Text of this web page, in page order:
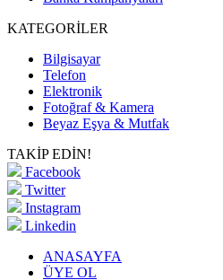
KATEGORİLER
Bilgisayar
Telefon
Elektronik
Fotoğraf & Kamera
Beyaz Eşya & Mutfak
TAKİP EDİN!
Facebook
Twitter
Instagram
Linkedin
ANASAYFA
ÜYE OL